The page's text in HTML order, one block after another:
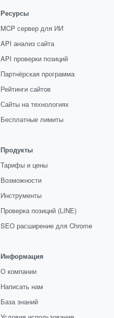
Ресурсы
MCP сервер для ИИ
API анализ сайта
API проверки позиций
Партнёрская программа
Рейтинги сайтов
Сайты на технологиях
Бесплатные лимиты
Продукты
Тарифы и цены
Возможности
Инструменты
Проверка позиций (LINE)
SEO расширение для Chrome
Информация
О компании
Написать нам
База знаний